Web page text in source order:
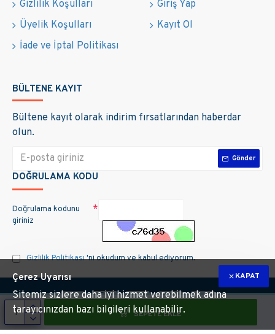
SEPETE EKLE
Gizlilik Koşulları
Üyelik Koşulları
İade ve İptal Politikası
Giriş Yap
Kayıt Ol
BÜLTENE KAYIT
Bültene kayıt olarak indirim fırsatlarından haberdar
olun.
Gönder
DOĞRULAMA KODU
Doğrulama kodunu
giriniz
Gizlilik Politikası'ni okudum ve kabul ediyorum.
hakları saklıdır. Site üzerinde kullanılan markalara ait tüm materyallerin telif
KAPAT
Çerez Uyarısı
Sitemiz sizlere daha iyi hizmet verebilmek adına
tarayıcınızdan bazı bilgileri kullanabilir.